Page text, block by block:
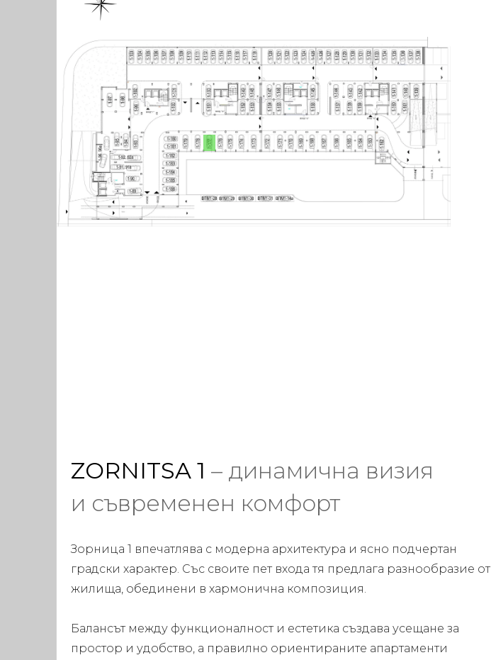
ZORNITSA 1 – динамична визия
и съвременен комфорт
Зорница 1 впечатлява с модерна архитектура и ясно подчертан
градски характер. Със своите пет входа тя предлага разнообразие от
жилища, обединени в хармонична композиция.
Балансът между функционалност и естетика създава усещане за
простор и удобство, а правилно ориентираните апартаменти